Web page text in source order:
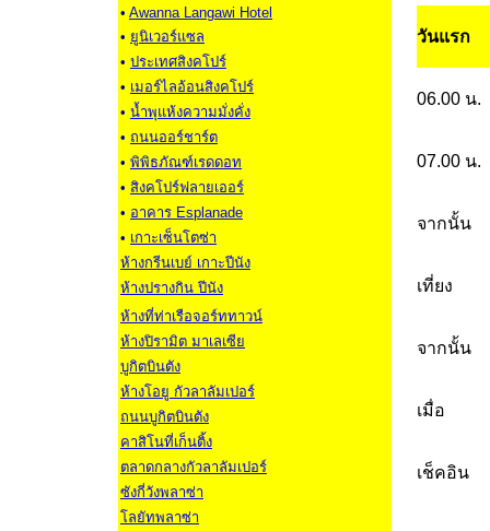
• Awanna Langawi Hotel
• ยูนิเวอร์แซล
• ประเทศสิงคโปร์
• เมอร์ไลอ้อนสิงคโปร์
• น้ำพุแห้งความมั่งคั่ง
• ถนนออร์ชาร์ต
• พิพิธภัณฑ์เรดดอท
• สิงคโปร์ฟลายเออร์
• อาคาร Esplanade
• เกาะเซ็นโตซ่า
ห้างกรีนเบย์ เกาะปีนัง
ห้างปรางกิน ปีนัง
ห้างที่ท่าเรือจอร์ททาวน์
ห้างปิรามิต มาเลเซีย
บูกิตบินตัง
ห้างโอยู กัวลาลัมเปอร์
ถนนบูกิตบินตัง
คาสิโนที่เก็นติ้ง
ตลาดกลางกัวลาลัมเปอร์
ซังกี่วังพลาซ่า
โลยัทพลาซ่า
วันแรก
06.00 น.
07.00 น.
จากนั้น
เที่ยง
จากนั้น
เมื่อ
เช็คอิน